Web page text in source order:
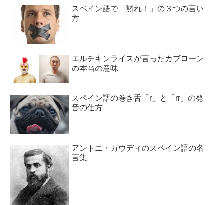
スペイン語で「黙れ！」の３つの言い
方
エルチキンライスが言ったカブローン
の本当の意味
スペイン語の巻き舌「r」と「rr」の発
音の仕方
アントニ・ガウディのスペイン語の名
言集